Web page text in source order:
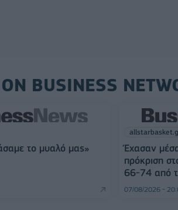
BUSINESS
το μυαλό μας»
Έχασαν
πρόκριση
66-74 από
07/08/2026 -